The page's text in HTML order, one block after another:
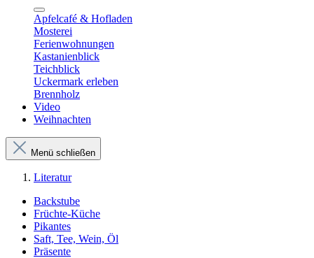
Apfelcafé & Hofladen
Mosterei
Ferienwohnungen
Kastanienblick
Teichblick
Uckermark erleben
Brennholz
Video
Weihnachten
Menü schließen
Literatur
Backstube
Früchte-Küche
Pikantes
Saft, Tee, Wein, Öl
Präsente